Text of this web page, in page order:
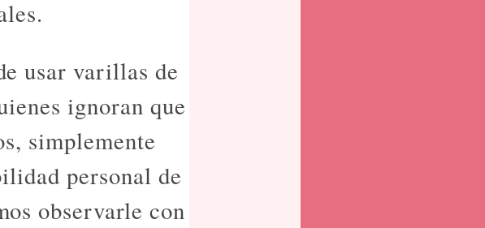
usar varillas de
ignoran que
simplemente
personal de
observarle con